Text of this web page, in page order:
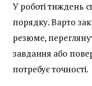
У роботі тиждень
порядку. Варто
резюме,
завдання або
потребує точності.